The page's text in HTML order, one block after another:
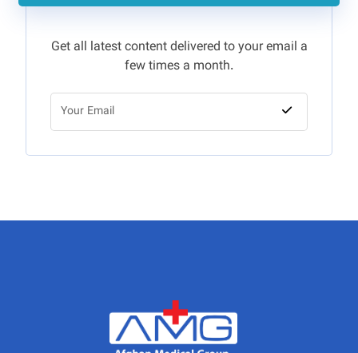
Get all latest content delivered to your email a
few times a month.